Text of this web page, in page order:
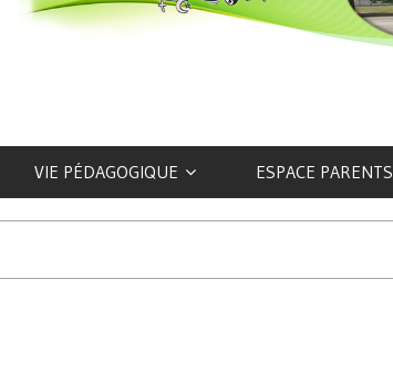
VIE PÉDAGOGIQUE ESPACE PARENTS